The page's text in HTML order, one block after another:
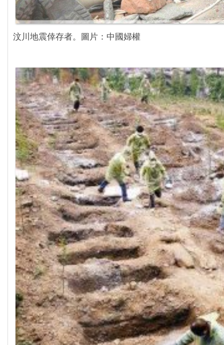
汶川地震倖存者。圖片：中國婦權